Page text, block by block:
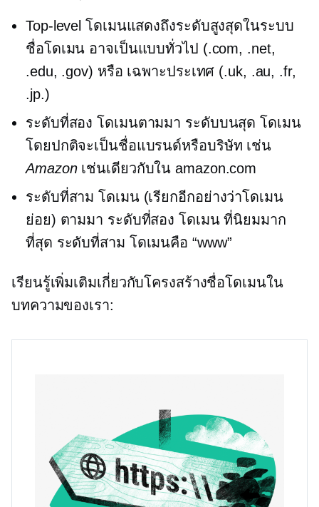
Top-level โดเมนแสดงถึงระดับสูงสุดในระบบ
ชื่อโดเมน อาจเป็นแบบทั่วไป (.com, .net,
.edu, .gov) หรือ เฉพาะประเทศ (.uk, .au, .fr,
.jp.)
ระดับที่สอง โดเมนตามมา ระดับบนสุด โดเมน
โดยปกติจะเป็นชื่อแบรนด์หรือบริษัท เช่น
Amazonเช่นเดียวกับใน amazon.com
ระดับที่สาม โดเมน (เรียกอีกอย่างว่าโดเมน
ย่อย) ตามมา ระดับที่สอง โดเมน ที่นิยมมาก
ที่สุด ระดับที่สาม โดเมนคือ “www”
เรียนรู้เพิ่มเติมเกี่ยวกับโครงสร้างชื่อโดเมนใน
บทความของเรา: